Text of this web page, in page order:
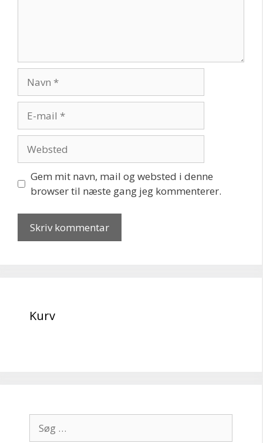
mail
Gem mit navn, mail og websted i denne
browser til næste gang jeg kommenterer.
Kurv
efter: